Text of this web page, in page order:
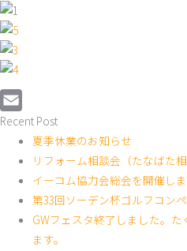
Pinterest
Email
Recent Post
夏季休業のお知らせ
リフォーム相談会（たなばた
イーコム協力会総会を開催し
第33回ソーデン杯ゴルフコン
GWフェスタ終了しました。
ます。